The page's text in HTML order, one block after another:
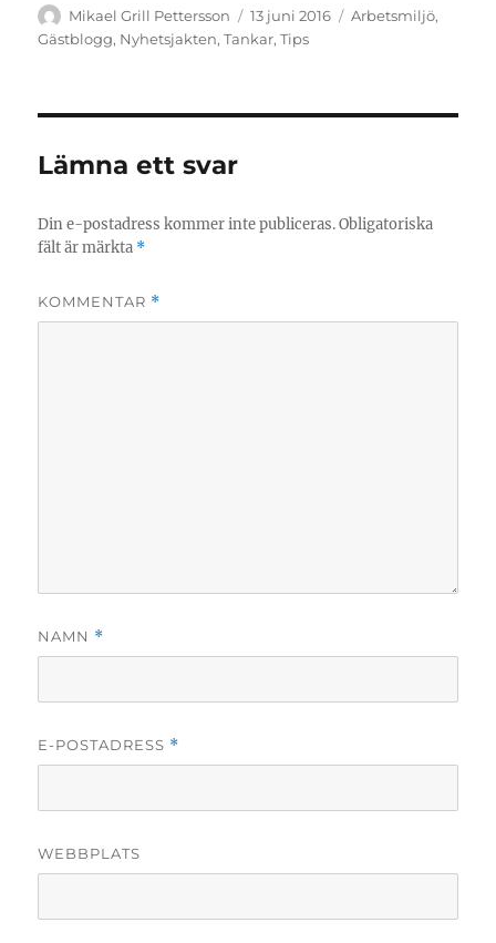
Författare
Mikael Grill Pettersson
Publicerat
den
13 juni 2016 Kategorier
Arbetsmiljö,
Gästblogg, Nyhetsjakten,Tankar,Tips
Lämna ett svar
Din e-postadress kommer inte publiceras. Obligatoriska
fält är märkta *
KOMMENTAR *
NAMN *
E-POSTADRESS *
WEBBPLATS